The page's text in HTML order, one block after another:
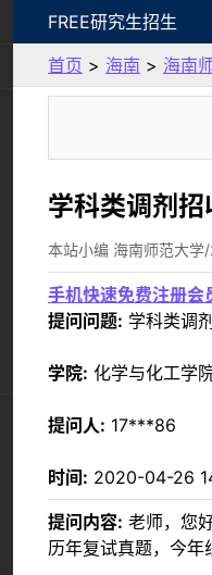
FREE研究生招生
首页 > 海南 > 海南
学科类调剂
本站小编 海南师范大
手机快速免费注册会
提问问题: 学科类调剂
学院: 化学与化工学
提问人: 17***86
时间: 2020-04-26
提问内容: 老师，您
历年复试真题，今年